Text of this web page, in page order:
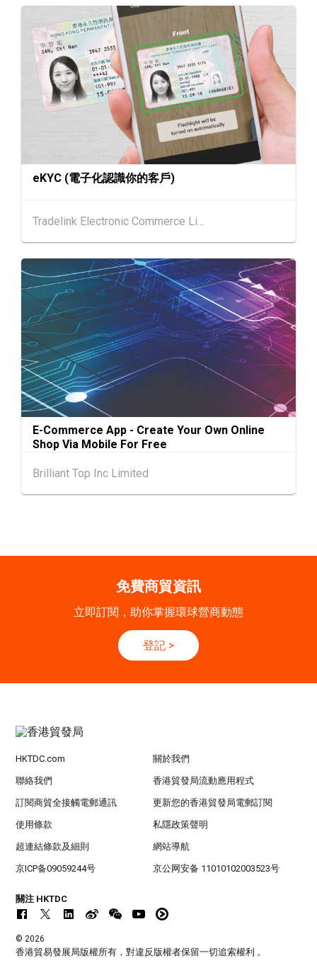
25-27
AUG
中國內地
25.08.2026 - 27.08.2026
中國國際紡織⾯料及輔料（秋冬）博覽會 (202
6年8月25至27日)
1-5
SEP
香港
01.09.2026 - 05.09.2026
國際名表薈萃 2026 (香港會議展覽中心)
01.09.2026 - 05.09.2026
香港貿發局香港鐘表展 2026 (香港會議展覽中
香港
09.09.2026
[數碼學堂] 中小企外貿超前部署 2027：AI Age
nt自動化 • 智能物流 • 貿易增長新布局
9-10
SEP
香港
09.09.2026 - 10.09.2026
一帶一路高峰論壇2026
20-24
SEP
香港
20.09.2026 - 24.09.2026
運輸物流學會國際會議 2026
21/9
-27/9
21.09.2026 - 27.09.2027
「香港好物節 (東盟)」2026
13-16
OCT
香港
13.10.2026 - 16.10.2026
OCT
eKYC (電子化認識你的客戶)
E-Commerce App - Create Your Own Online
Shop Via Mobile For Free
Brilliant Top Inc Limited
免費商貿資訊
立即訂閱，助你掌握環球營商動態
登記 >
HKTDC.com 關於我們
聯絡我們 香港貿發局流動應用程式
訂閱商貿全接觸電郵通訊 更新您的香港貿發局電郵訂閱
使用條款 私隱政策聲明
超連結條款及細則 網站導航
京ICP备09059244号 京公网安备 11010102003523号
關注 HKTDC
© 2026
香港貿易發展局版權所有，對違反版權者保留一切追索權利 。